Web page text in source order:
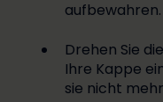
aufbewahren.
Drehen Sie
Ihre Kappe
sie nicht